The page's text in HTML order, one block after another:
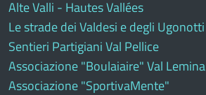
Alte Valli - Hautes Vallées
Le strade dei Valdesi e degli Ugonotti
Sentieri Partigiani Val Pellice
Associazione "Boulaiaire" Val Lemina
Associazione "SportivaMente"